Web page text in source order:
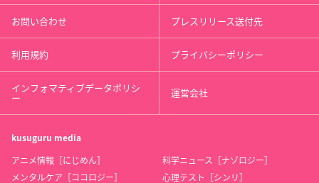
お問い合わせ プレスリリース送付先
利用規約 プライバシーポリシー
インフォマティブデータポリシ
ー 運営会社
kusuguru media
アニメ情報［にじめん］
科学ニュース［ナゾロジー］
メンタルケア［ココロジー］
心理テスト［シンリ］